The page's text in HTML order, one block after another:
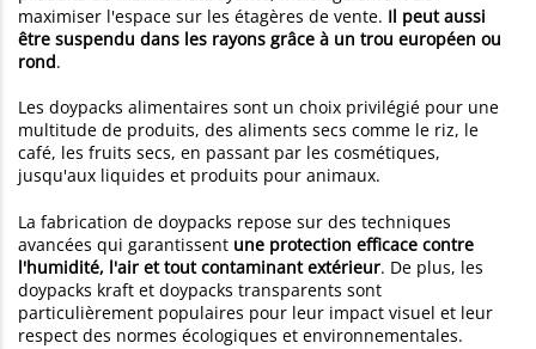
maximiser l'espace sur les étagères de vente. Il peut aussi
être suspendu dans les rayons grâce à un trou européen ou
rond.
Les doypacks alimentaires sont un choix privilégié pour une
multitude de produits, des aliments secs comme le riz, le
café, les fruits secs, en passant par les cosmétiques,
jusqu'aux liquides et produits pour animaux.
La fabrication de doypacks repose sur des techniques
avancées qui garantissent une protection efficace contre
l'humidité, l'air et tout contaminant extérieur. De plus, les
doypacks kraft et doypacks transparents sont
particulièrement populaires pour leur impact visuel et leur
respect des normes écologiques et environnementales.